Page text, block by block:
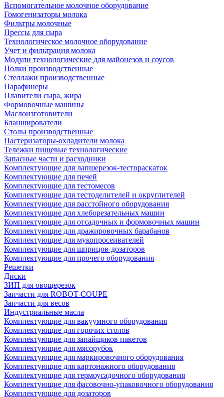
Вспомогательное молочное оборудование
Гомогенизаторы молока
Фильтры молочные
Прессы для сыра
Технологическое молочное оборудование
Учет и фильтрация молока
Модули технологические для майонезов и соусов
Полки производственные
Стеллажи производственные
Парафинеры
Плавители сыра, жира
Формовочные машины
Маслоизготовители
Бланширователи
Столы производственные
Пастеризаторы-охладители молока
Тележки пищевые технологические
Запасные части и расходники
Комплектующие для лапшерезок-тестораскаток
Комплектующие для печей
Комплектующие для тестомесов
Комплектующие для тестоделителей и округлителей
Комплектующие для расстойного оборудования
Комплектующие для хлеборезательных машин
Комплектующие для отсадочных и формовочных машин
Комплектующие для дражировочных барабанов
Комплектующие для мукопросеивателей
Комплектующие для шприцов-дозаторов
Комплектующие для прочего оборудования
Решетки
Диски
ЗИП для овощерезок
Запчасти для ROBOT-COUPE
Запчасти для весов
Индустриальные масла
Комплектующие для вакуумного оборудования
Комплектующие для горячих столов
Комплектующие для запайщиков пакетов
Комплектующие для мясорубок
Комплектующие для маркировочного оборудования
Комплектующие для картонажного оборудования
Комплектующие для термоусадочного оборудования
Комплектующие для фасовочно-упаковочного оборудования
Комплектующие для дозаторов